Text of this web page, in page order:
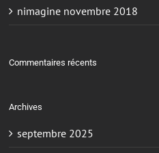
nimagine novembre 2018
Commentaires récents
Archives
septembre 2025